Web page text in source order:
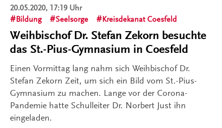
20.05.2020, 17:19 Uhr
Bildung
Seelsorge Kreisdekanat Coesfeld
Weihbischof Dr. Stefan Zekorn besuchte
das St.-Pius-Gymnasium in Coesfeld
Einen Vormittag lang nahm sich Weihbischof Dr.
Stefan Zekorn Zeit, um sich ein Bild vom St.-Pius-
Gymnasium zu machen. Lange vor der Corona-
Pandemie hatte Schulleiter Dr. Norbert Just ihn
eingeladen.